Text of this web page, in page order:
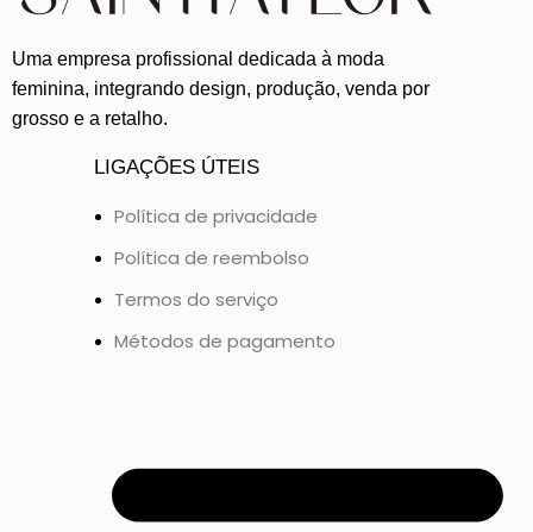
Uma empresa profissional dedicada à moda
feminina, integrando design, produção, venda por
grosso e a retalho.
LIGAÇÕES ÚTEIS
Política de privacidade
Política de reembolso
Termos do serviço
Métodos de pagamento